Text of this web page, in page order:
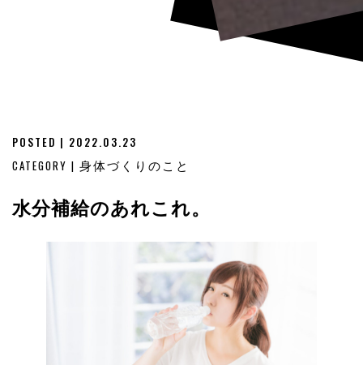
POSTED | 2022.03.23
CATEGORY | 身体づくりのこと
水分補給のあれこれ。